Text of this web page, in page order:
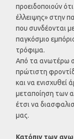
προειδοποιούν
έλλειψης» στην
που συνδέονται
παγκόσμιο
τρόφιμα.
Από τα ανωτέρω
πρώτιστη
και να ενισχυθεί
μεταποίηση των
έτσι να
μας.
Κατόπιν των